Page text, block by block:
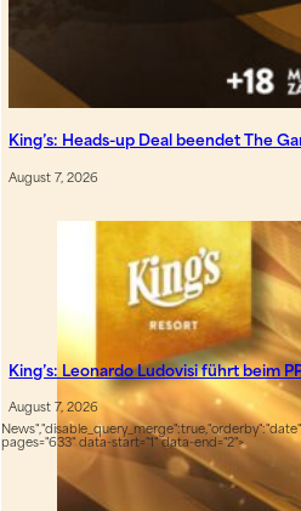
King’s: Heads-up Deal beendet The
August 7, 2026
King’s: Leonardo Ludovisi führt beim
August 7, 2026
pages="633" data-start="1" data-end="2">